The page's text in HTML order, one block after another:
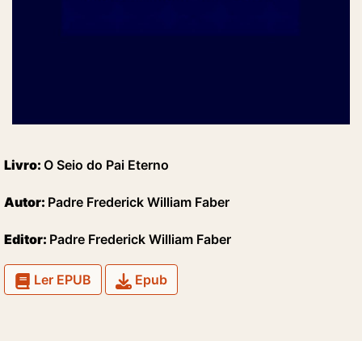
Livro: O Seio do Pai Eterno
Autor: Padre Frederick William Faber
Editor: Padre Frederick William Faber
Ler EPUB Epub